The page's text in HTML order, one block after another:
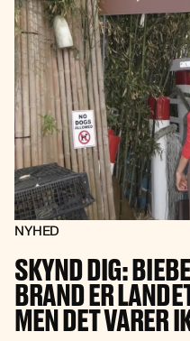
NYHED
SKYND DIG:
BRAND ER
MEN DET VARER